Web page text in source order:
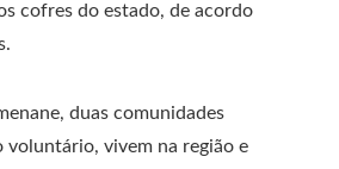
cofres do estado, de acordo
duas comunidades
voluntário, vivem na região e